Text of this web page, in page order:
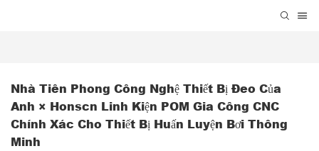
Nhà Tiên Phong Công Nghệ Thiết Bị Đeo Của
Anh × Honscn Linh Kiện POM Gia Công CNC
Chính Xác Cho Thiết Bị Huấn Luyện Bơi Thông
Minh